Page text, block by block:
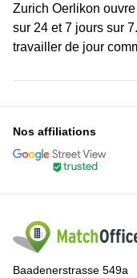
Zurich Oerlikon
sur 24 et 7 jours sur
travailler de jour
Nos affiliations
Baadenerstrasse 549a